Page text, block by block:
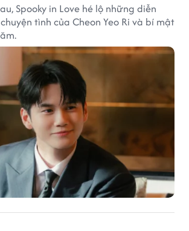
Spooky in Love hé lộ những diễn
tình của Cheon Yeo Ri và bí mật